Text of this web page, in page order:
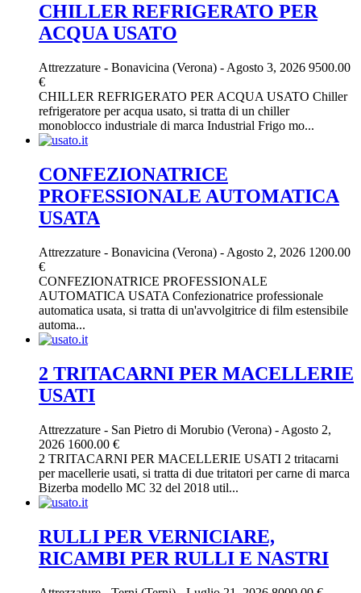
CHILLER REFRIGERATO PER
ACQUA USATO
Attrezzature - Bonavicina (Verona) - Agosto 3, 2026 9500.00
€
CHILLER REFRIGERATO PER ACQUA USATO Chiller
refrigeratore per acqua usato, si tratta di un chiller
monoblocco industriale di marca Industrial Frigo mo...
CONFEZIONATRICE
PROFESSIONALE AUTOMATICA
USATA
Attrezzature - Bonavicina (Verona) - Agosto 2, 2026 1200.00
€
CONFEZIONATRICE PROFESSIONALE
AUTOMATICA USATA Confezionatrice professionale
automatica usata, si tratta di un'avvolgitrice di film estensibile
automa...
2 TRITACARNI PER MACELLERIE
USATI
Attrezzature - San Pietro di Morubio (Verona) - Agosto 2,
2026 1600.00 €
2 TRITACARNI PER MACELLERIE USATI 2 tritacarni
per macellerie usati, si tratta di due tritatori per carne di marca
Bizerba modello MC 32 del 2018 util...
RULLI PER VERNICIARE,
RICAMBI PER RULLI E NASTRI